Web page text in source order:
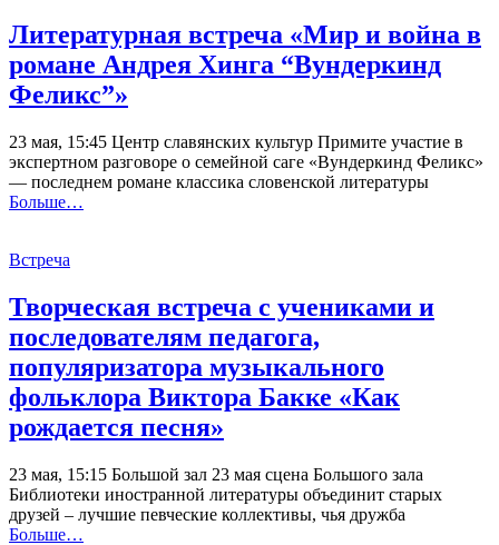
Литературная встреча «Мир и война в
романе Андрея Хинга “Вундеркинд
Феликс”»
23 мая, 15:45 Центр славянских культур Примите участие в
экспертном разговоре о семейной саге «Вундеркинд Феликс»
— последнем романе классика словенской литературы
Больше…
Встреча
Творческая встреча с учениками и
последователям педагога,
популяризатора музыкального
фольклора Виктора Бакке «Как
рождается песня»
23 мая, 15:15 Большой зал 23 мая сцена Большого зала
Библиотеки иностранной литературы объединит старых
друзей – лучшие певческие коллективы, чья дружба
Больше…